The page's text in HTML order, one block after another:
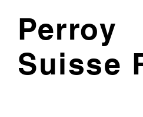
Perroy
Suisse